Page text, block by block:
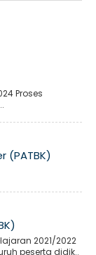
Proses
(PATBK)
2021/2022
peserta didik..